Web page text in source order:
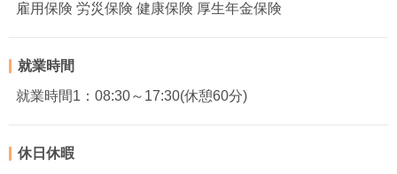
雇用保険 労災保険 健康保険 厚生年金保険
就業時間
就業時間1：08:30～17:30(休憩60分)
休日休暇